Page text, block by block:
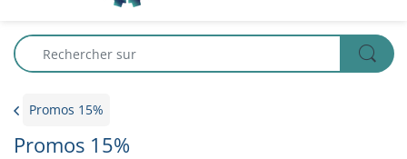
Promos 15%
Promos 15%